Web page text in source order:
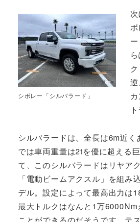
シボレー「シルバラード」
シルバラードは、全長は6m近く
では車両重量は2tを優に超える
て、このシルバラードはリヤア
「電動ビームアクスル」を組み
デル。設定によって最高出力は
最大トルクはなんと1万6000Nm
ことができるのだそうです。テ